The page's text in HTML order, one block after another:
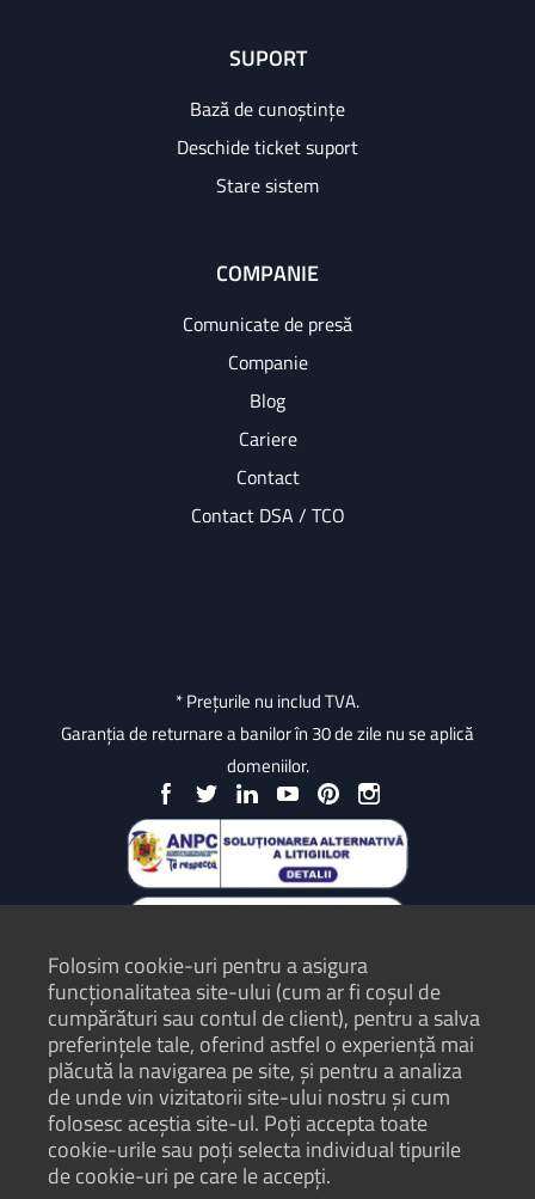
SUPORT
Bază de cunoștințe
Deschide ticket suport
Stare sistem
COMPANIE
Comunicate de presă
Companie
Blog
Cariere
Contact
Contact DSA / TCO
* Prețurile nu includ TVA.
Garanția de returnare a banilor în 30 de zile nu se aplică
domeniilor.
Protecția Consumatorilor - ANPC
Termeni și condiții
Politică de confidențialitate
Folosim cookie-uri pentru a asigura
funcționalitatea site-ului (cum ar fi coșul de
cumpărături sau contul de client), pentru a salva
preferințele tale, oferind astfel o experiență mai
plăcută la navigarea pe site, și pentru a analiza
de unde vin vizitatorii site-ului nostru și cum
folosesc aceștia site-ul. Poți accepta toate
cookie-urile sau poți selecta individual tipurile
de cookie-uri pe care le accepți.